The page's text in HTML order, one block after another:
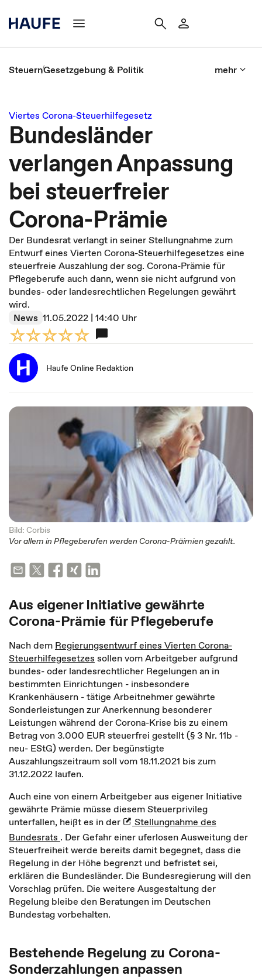
SteuernGesetzgebung & Politik mehr
Viertes Corona-Steuerhilfegesetz
Bundesländer
verlangen Anpassung
bei steuerfreier
Corona-Prämie
Der Bundesrat verlangt in seiner Stellungnahme zum
Entwurf eines Vierten Corona-Steuerhilfegesetzes eine
steuerfreie Auszahlung der sog. Corona-Prämie für
Pflegeberufe auch dann, wenn sie nicht aufgrund von
bundes- oder landesrechtlichen Regelungen gewährt
wird.
News 11.05.2022 | 14:40 Uhr
Haufe Online Redaktion
Bild: Corbis
Vor allem in Pflegeberufen werden Corona-Präimien gezahlt.
Aus eigener Initiative gewährte
Corona-Prämie für Pflegeberufe
Nach dem Regierungsentwurf eines Vierten Corona-
Steuerhilfegesetzes sollen vom Arbeitgeber aufgrund
bundes- oder landesrechtlicher Regelungen an in
bestimmten Einrichtungen - insbesondere
Krankenhäusern - tätige Arbeitnehmer gewährte
Sonderleistungen zur Anerkennung besonderer
Leistungen während der Corona-Krise bis zu einem
Betrag von 3.000 EUR steuerfrei gestellt (§ 3 Nr. 11b -
neu- EStG) werden. Der begünstigte
Auszahlungszeitraum soll vom 18.11.2021 bis zum
31.12.2022 laufen.
Auch eine von einem Arbeitgeber aus eigener Initiative
gewährte Prämie müsse diesem Steuerprivileg
unterfallen, heißt es in der
Stellungnahme des
Bundesrats . Der Gefahr einer uferlosen Ausweitung der
Steuerfreiheit werde bereits damit begegnet, dass die
Regelung in der Höhe begrenzt und befristet sei,
erklären die Bundesländer. Die Bundesregierung will den
Vorschlag prüfen. Die weitere Ausgestaltung der
Regelung bleibe den Beratungen im Deutschen
Bundestag vorbehalten.
Bestehende Regelung zu Corona-
Sonderzahlungen anpassen